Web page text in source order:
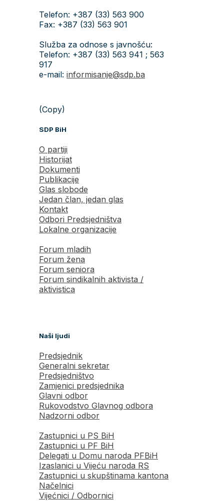
Telefon: +387 (33) 563 900
Fax: +387 (33) 563 901
Služba za odnose s javnošću:
Telefon: +387 (33) 563 941 ; 563
917
e-mail: informisanje@sdp.ba
(Copy)
SDP BiH
O partiji
Historijat
Dokumenti
Publikacije
Glas slobode
Jedan član, jedan glas
Kontakt
Odbori Predsjedništva
Lokalne organizacije
Forum mladih
Forum žena
Forum seniora
Forum sindikalnih aktivista /
aktivistica
Naši ljudi
Predsjednik
Generalni sekretar
Predsjedništvo
Zamjenici predsjednika
Glavni odbor
Rukovodstvo Glavnog odbora
Nadzorni odbor
Zastupnici u PS BiH
Zastupnici u PF BiH
Delegati u Domu naroda PFBiH
Izaslanici u Vijeću naroda RS
Zastupnici u skupštinama kantona
Načelnici
Vijećnici / Odbornici